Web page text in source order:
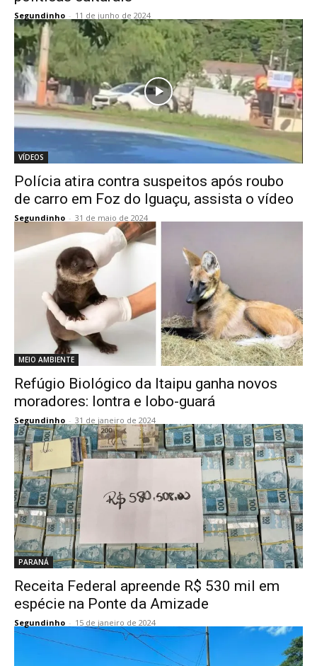
Segundinho - 11 de junho de 2024
VÍDEOS
Polícia atira contra suspeitos após roubo
de carro em Foz do Iguaçu, assista o vídeo
Segundinho - 31 de maio de 2024
MEIO AMBIENTE
Refúgio Biológico da Itaipu ganha novos
moradores: lontra e lobo-guará
Segundinho - 31 de janeiro de 2024
PARANÁ
Receita Federal apreende R$ 530 mil em
espécie na Ponte da Amizade
Segundinho - 15 de janeiro de 2024